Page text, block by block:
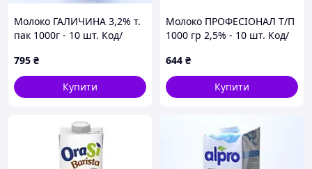
Молоко ГАЛИЧИНА 3,2% т.
пак 1000г - 10 шт. Код/
795 ₴
Купити
Молоко ПРОФЕСІОНАЛ Т/П
1000 гр 2,5% - 10 шт. Код/
644 ₴
Купити